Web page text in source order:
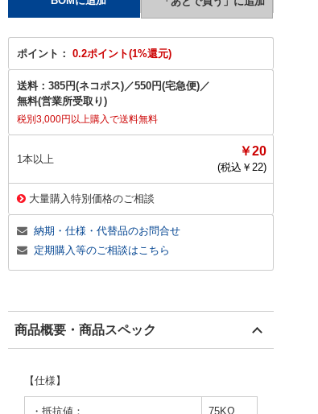
ポイント： 0.2ポイント(1%還元)
送料： 385円(ネコポス)／550円(宅急便)／
無料(営業所受取り)
税別3,000円以上購入で送料無料
1本以上
￥20
(税込￥ 22)
大量購入特別価格のご相談
納期・仕様・代替品のお問合せ
定期購入等のご相談はこちら
商品概要・商品スペック
【仕様】
・抵抗値： 75KΩ